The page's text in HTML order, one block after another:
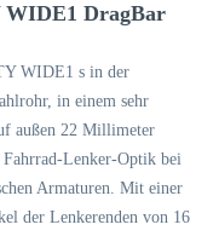
DragBar
WIDE1 s in der
in einem sehr
außen 22 Millimeter
Lenker-Optik bei
Armaturen. Mit einer
der Lenkerenden von 16